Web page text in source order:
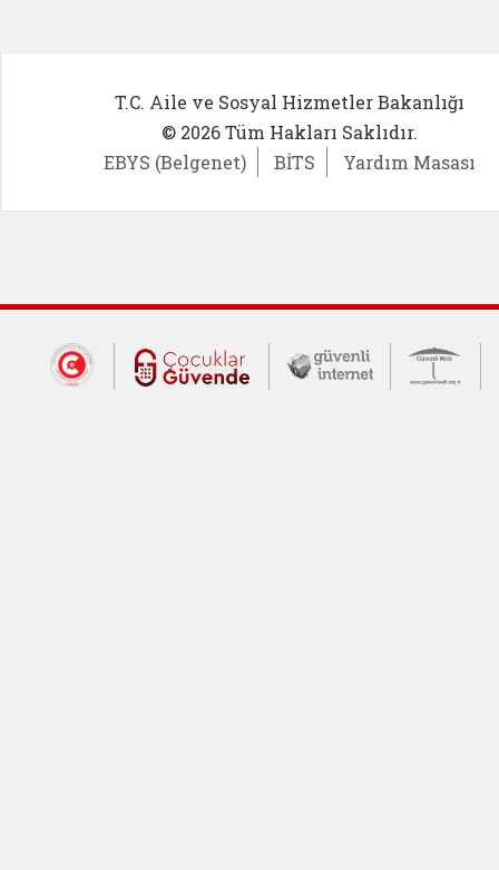
T.C. Aile ve Sosyal Hizmetler Bakanlığı
© 2026 Tüm Hakları Saklıdır.
EBYS (Belgenet)
BİTS Yardım Masası
Dış Bağlantılar
Cumhurbaşkanlığı İletişim Merkezi
Çocuklar Güvende (yeni
Güvenli